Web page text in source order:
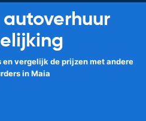
vergelijk de prijzen met andere
in Maia